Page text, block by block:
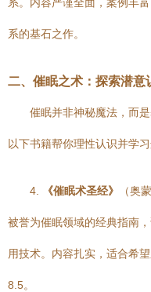
系的基石之作。
二、催眠之术：探索潜意
催眠并非神秘魔法，而
以下书籍帮你理性认识并学习
4. 《催眠术圣经》 （奥
被誉为催眠领域的经典指南
用技术。内容扎实，适合希
8.5。